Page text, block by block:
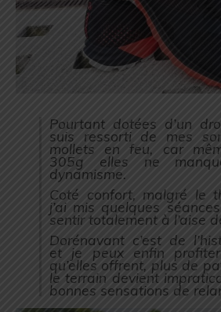
Pourtant dotées d’un
suis ressorti de mes
mollets en feu, car
305g elles ne
dynamisme.
Coté confort, malgré le
j’ai mis quelques
sentir totalement à l’aise
Dorénavant c’est de
et je peux enfin
qu’elles offrent, plus de
le terrain devient
bonnes sensations de